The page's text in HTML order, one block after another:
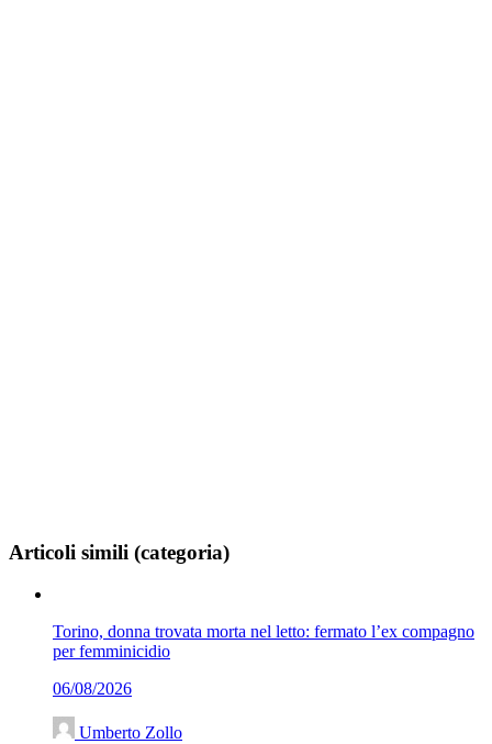
Articoli simili (categoria)
Torino, donna trovata morta nel letto: fermato l’ex compagno
per femminicidio
06/08/2026
Umberto Zollo